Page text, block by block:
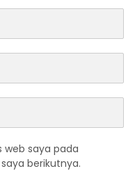
web saya pada
berikutnya.